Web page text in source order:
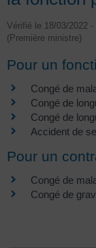
Vérifié le 18/03/2022
(Première ministre)
Pour un
Congé de
Congé de
Congé de
Accident de
Pour un
Congé de
Congé de